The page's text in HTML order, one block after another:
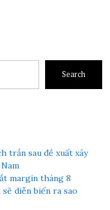
Search
trần sau đề xuất xây
margin tháng 8
diễn biến ra sao